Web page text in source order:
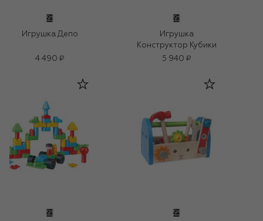
Игрушка Депо
4 490 ₽
Игрушка
Конструктор Кубики
5 940 ₽